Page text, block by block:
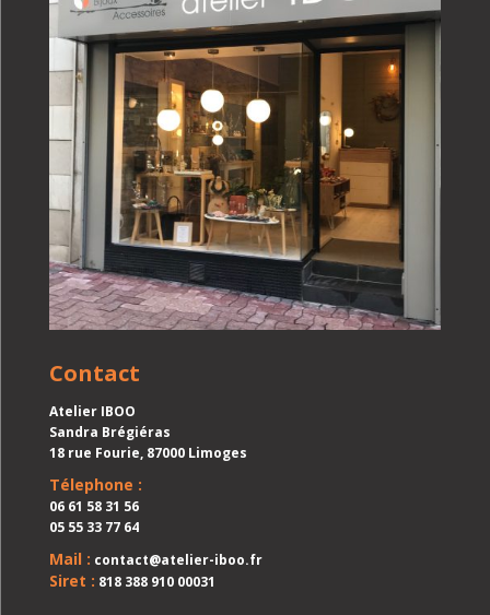
Contact
Atelier IBOO
Sandra Brégiéras
18 rue Fourie, 87000 Limoges
Télephone :
06 61 58 31 56
05 55 33 77 64
Mail : contact@atelier-iboo.fr
Siret : 818 388 910 00031